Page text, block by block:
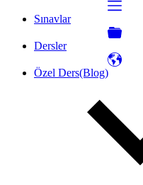
Sınavlar
Dersler
Özel Ders(Blog)